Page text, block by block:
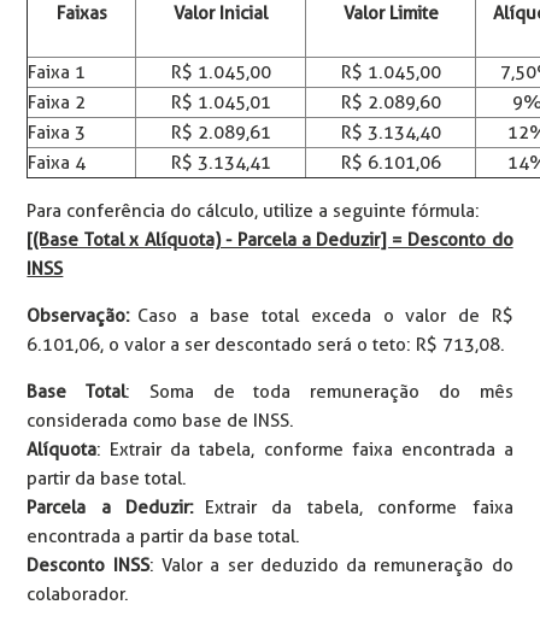
Faixas Valor Inicial Valor Limite
Faixa 1 R$ 1.045,00 R$ 1.045,00
Faixa 2
R$ 1.045,01 R$ 2.089,60
Faixa 3
R$ 2.089,61 R$ 3.134,40
Faixa 4
R$ 3.134,41 R$ 6.101,06
Para conferência do cálculo, utilize a seguinte fórmula:
[(Base Total x Alíquota) - Parcela a Deduzir] = Desconto do
INSS
Observação: Caso a base total exceda o valor de R$
6.101,06, o valor a ser descontado será o teto: R$ 713,08.
Base Total: Soma de toda remuneração do mês
considerada como base de INSS.
Alíquota: Extrair da tabela, conforme faixa encontrada a
partir da base total.
Parcela a Deduzir: Extrair da tabela, conforme faixa
encontrada a partir da base total.
Desconto INSS: Valor a ser deduzido da remuneração do
colaborador.